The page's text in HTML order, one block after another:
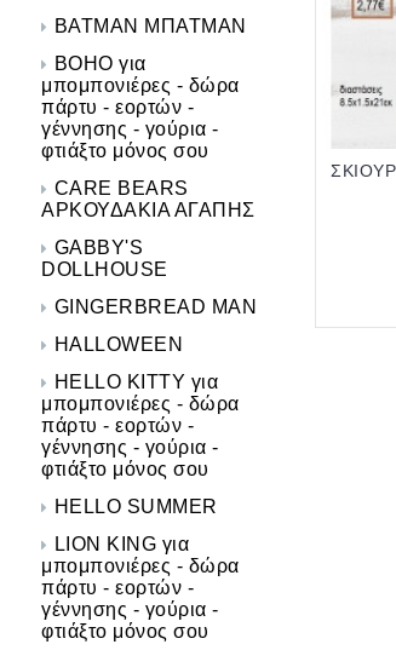
BATMAN ΜΠΑΤΜΑΝ
BOHO για
μπομπονιέρες - δώρα
πάρτυ - εορτών -
γέννησης - γούρια -
φτιάξτο μόνος σου
CARE BEARS
ΑΡΚΟΥΔΑΚΙΑ ΑΓΑΠΗΣ
GABBY'S
DOLLHOUSE
GINGERBREAD MAN
HALLOWEEN
HELLO KITTY για
μπομπονιέρες - δώρα
πάρτυ - εορτών -
γέννησης - γούρια -
φτιάξτο μόνος σου
HELLO SUMMER
LION KING για
μπομπονιέρες - δώρα
πάρτυ - εορτών -
γέννησης - γούρια -
φτιάξτο μόνος σου